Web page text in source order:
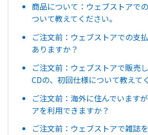
商品について：ウェブストアで
ついて教えてください。
ご注文前：ウェブストアでの支
ありますか？
ご注文前：ウェブストアで販売
CDの、初回仕様について教えて
ご注文前：海外に住んでいます
アを利用できますか？
ご注文前：ウェブストアで雑誌